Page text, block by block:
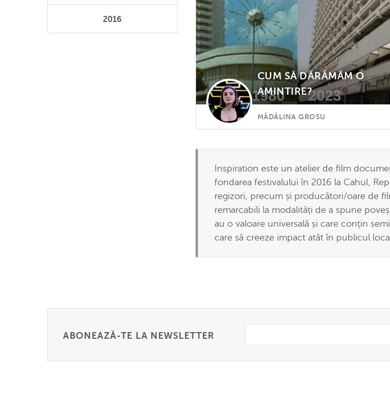
2016
CUM SĂ DĂRÂMĂM O
AMINTIRE?
MĂDĂLINA GROSU
Inspiration este un atelier de film
fondarea festivalului în 2016 la Cahul,
regizori, precum și producători/oare de
remarcabili la modalități de a spune
au o valoare universală și care conțin
care să creeze impact atât în publicul
ABONEAZĂ-TE LA NEWSLETTER
Email